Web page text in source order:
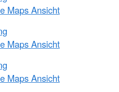
Maps Ansicht
Maps Ansicht
Maps Ansicht